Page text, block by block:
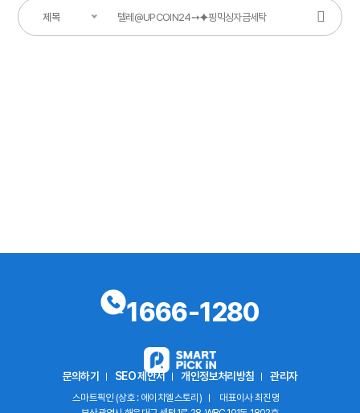
제목
문의하기 SEO 제안서 개인정보처리방침 관리자
스마트픽인 (상호 : 에이치엘스토리)
대표이사 최진명
1666-1280